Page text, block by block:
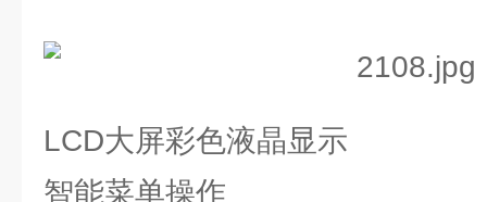
LCD大屏彩色液晶显示
智能菜单操作